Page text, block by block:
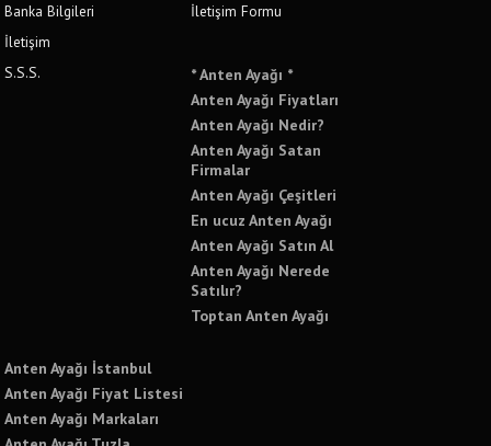
Banka Bilgileri
İletişim
S.S.S.
İletişim Formu
* Anten Ayağı *
Anten Ayağı Fiyatları
Anten Ayağı Nedir?
Anten Ayağı Satan
Firmalar
Anten Ayağı Çeşitleri
En ucuz Anten Ayağı
Anten Ayağı Satın Al
Anten Ayağı Nerede
Satılır?
Toptan Anten Ayağı
Anten Ayağı İstanbul
Anten Ayağı Fiyat Listesi
Anten Ayağı Markaları